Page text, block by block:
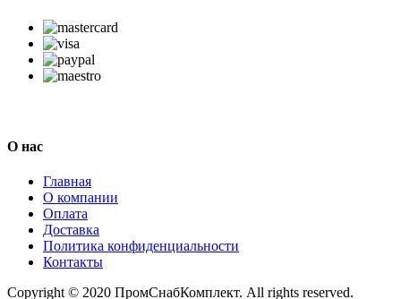
О нас
Главная
О компании
Оплата
Доставка
Политика конфиденциальности
Контакты
Copyright © 2020 ПромСнабКомплект. All rights reserved.